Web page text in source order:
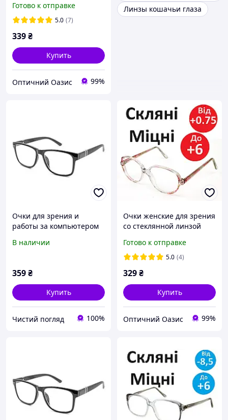
универсальная оправа
Украина
Готово к отправке
5.0 (7)
339₴
Купить
Оптичний Оазис 99%
Линзы кошачьи глаза
Очки для зрения и
работы за компьютером
оправе)+1,5
В наличии
359₴
Купить
Чистий погляд 100%
Очки женские для зрения
со стеклянной линзой
очки стекло оптические
очки прозрачные
Готово к отправке
5.0 (4)
329₴
Купить
Оптичний Оазис 99%